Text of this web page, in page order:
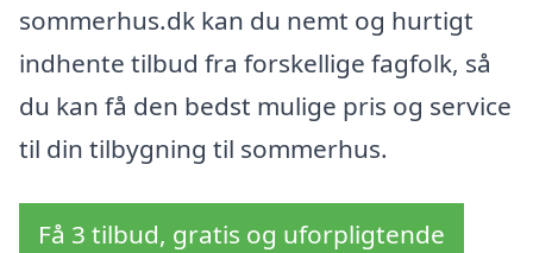
sommerhus.dk kan du nemt og hurtigt
indhente tilbud fra forskellige fagfolk, så
du kan få den bedst mulige pris og service
til din tilbygning til sommerhus.
Få 3 tilbud, gratis og uforpligtende